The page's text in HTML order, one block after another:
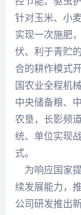
针对玉米、小
实现一次施肥
伏、利于青贮
合的耕作模式
国农业全程机
中央储备粮、
农垦，长影频
统、单位实现
式。
为响应国家
续发展能力，
公司研发推出